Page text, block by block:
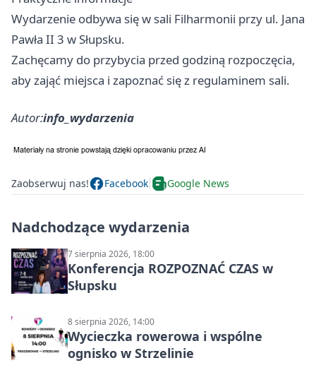
Wydarzenie odbywa się w sali Filharmonii przy ul. Jana
Pawła II 3 w Słupsku.
Zachęcamy do przybycia przed godziną rozpoczęcia,
aby zająć miejsca i zapoznać się z regulaminem sali.
Autor:info_wydarzenia
Zaobserwuj nas! Facebook Google News
Nadchodzące wydarzenia
7 sierpnia 2026, 18:00
Konferencja ROZPOZNAĆ CZAS w
Słupsku
8 sierpnia 2026, 14:00
Wycieczka rowerowa i wspólne
ognisko w Strzelinie